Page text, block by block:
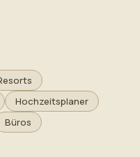
Hochzeitsplaner
Büros